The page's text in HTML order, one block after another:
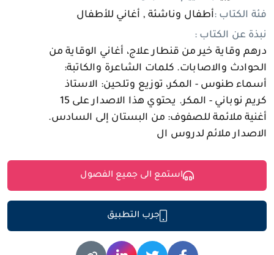
فئة الكتاب :أطفال وناشئة , أغاني للأطفال
نبذة عن الكتاب :
درهم وقاية خير من قنطار علاج، أغاني الوقاية من
الحوادث والاصابات. كلمات الشاعرة والكاتبة:
أسماء طنوس - المكر، توزيع وتلحين: الاستاذ
كريم نوباني - المكر. يحتوي هذا الاصدار على 15
أغنية ملائمة للصفوف: من البستان إلى السادس.
الاصدار ملائم لدروس ال
استمع الى جميع الفصول
جرب التطبيق